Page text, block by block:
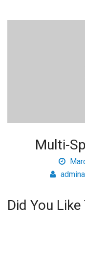
Multi-
Did You